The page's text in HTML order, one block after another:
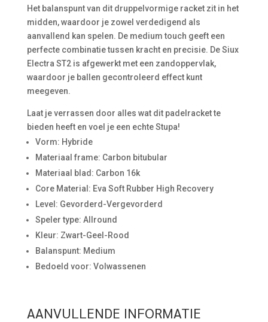
Het balanspunt van dit druppelvormige racket zit in het
midden, waardoor je zowel verdedigend als
aanvallend kan spelen. De medium touch geeft een
perfecte combinatie tussen kracht en precisie. De Siux
Electra ST2 is afgewerkt met een zandoppervlak,
waardoor je ballen gecontroleerd effect kunt
meegeven.
Laat je verrassen door alles wat dit padelracket te
bieden heeft en voel je een echte Stupa!
Vorm: Hybride
Materiaal frame: Carbon bitubular
Materiaal blad: Carbon 16k
Core Material: Eva Soft Rubber High Recovery
Level: Gevorderd-Vergevorderd
Speler type: Allround
Kleur: Zwart-Geel-Rood
Balanspunt: Medium
Bedoeld voor: Volwassenen
AANVULLENDE INFORMATIE